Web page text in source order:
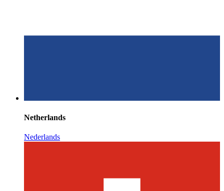
Netherlands
Nederlands